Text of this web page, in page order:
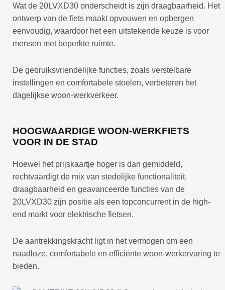
Wat de 20LVXD30 onderscheidt is zijn draagbaarheid. Het
ontwerp van de fiets maakt opvouwen en opbergen
eenvoudig, waardoor het een uitstekende keuze is voor
mensen met beperkte ruimte.
De gebruiksvriendelijke functies, zoals verstelbare
instellingen en comfortabele stoelen, verbeteren het
dagelijkse woon-werkverkeer.
HOOGWAARDIGE WOON-WERKFIETS
VOOR IN DE STAD
Hoewel het prijskaartje hoger is dan gemiddeld,
rechtvaardigt de mix van stedelijke functionaliteit,
draagbaarheid en geavanceerde functies van de
20LVXD30 zijn positie als een topconcurrent in de high-
end markt voor elektrische fietsen.
De aantrekkingskracht ligt in het vermogen om een
naadloze, comfortabele en efficiënte woon-werkervaring te
bieden.